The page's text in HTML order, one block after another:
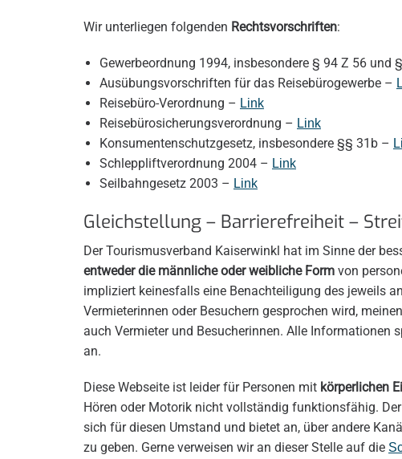
Wir unterliegen folgenden Rechtsvorschriften:
Gewerbeordnung 1994, insbesondere § 94 Z 56 und
Ausübungsvorschriften für das Reisebürogewerbe –
Reisebüro-Verordnung – Link
Reisebürosicherungsverordnung – Link
Konsumentenschutzgesetz, insbesondere §§ 31b –
Schleppliftverordnung 2004 – Link
Seilbahngesetz 2003 – Link
Gleichstellung – Barrierefreiheit –
Der Tourismusverband Kaiserwinkl hat im Sinne der
entweder die männliche oder weibliche Form von
impliziert keinesfalls eine Benachteiligung des jeweils
Vermieterinnen oder Besuchern gesprochen wird,
auch Vermieter und Besucherinnen. Alle Informationen
an.
Diese Webseite ist leider für Personen mit körperlichen
Hören oder Motorik nicht vollständig funktionsfähig.
sich für diesen Umstand und bietet an, über andere
zu geben. Gerne verweisen wir an dieser Stelle auf die